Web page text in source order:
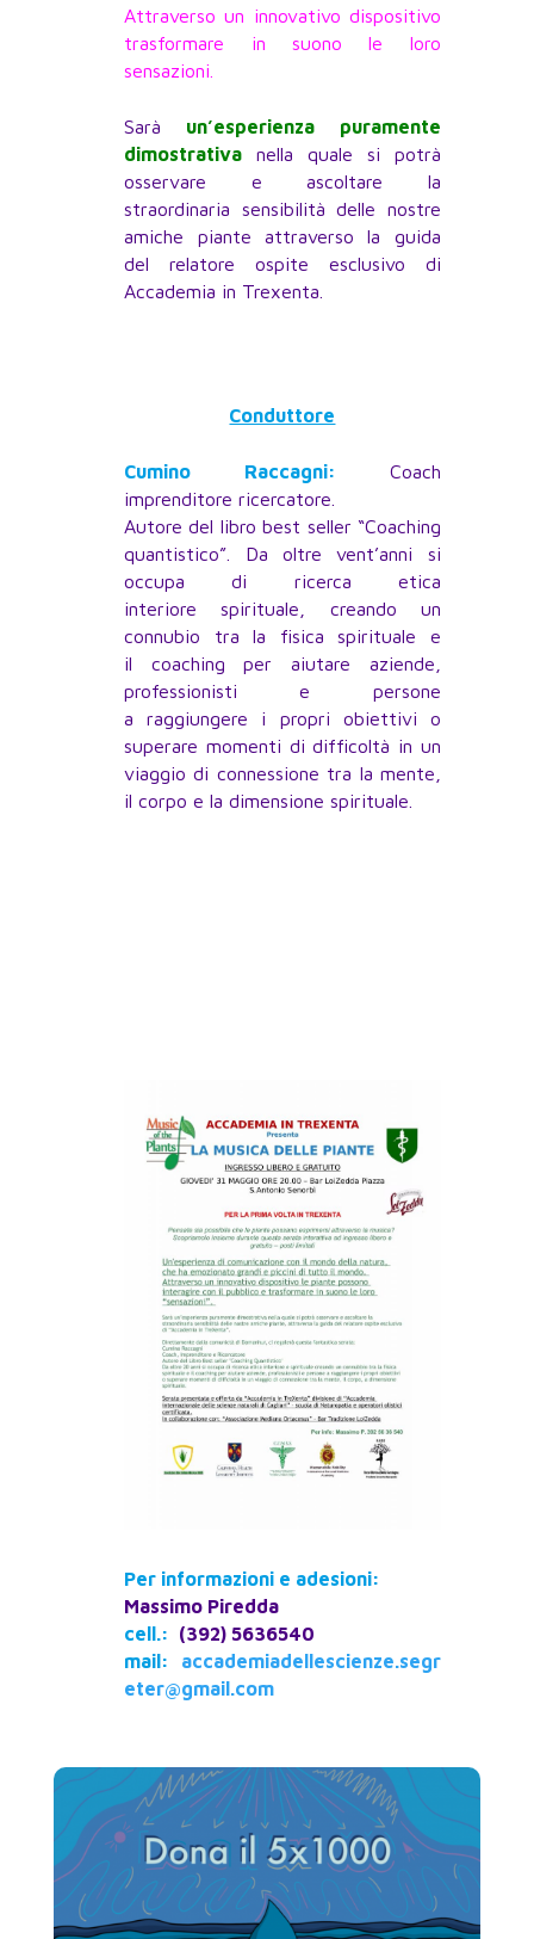
Attraverso un innovativo dispositivo
trasformare in suono le loro
sensazioni.
Sarà un’esperienza puramente
dimostrativa nella quale si potrà
osservare e ascoltare la
straordinaria sensibilità delle nostre
amiche piante attraverso la guida
del relatore ospite esclusivo di
Accademia in Trexenta.
Conduttore
Cumino Raccagni: Coach
imprenditore ricercatore.
Autore del libro best seller “Coaching
quantistico”. Da oltre vent’anni si
occupa di ricerca etica
interiore spirituale, creando un
connubio tra la fisica spirituale e
il coaching per aiutare aziende,
professionisti e persone
a raggiungere i propri obiettivi o
superare momenti di difficoltà in un
viaggio di connessione tra la mente,
il corpo e la dimensione spirituale.
Per informazioni e adesioni:
Massimo Piredda
cell.:
(392) 5636540
mail:
accademiadellescienze.segr
eter@gmail.com